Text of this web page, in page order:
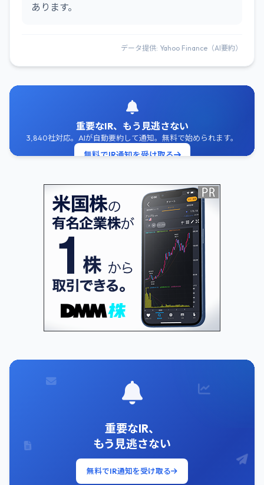
あります。
データ提供: Yahoo Finance（AI要約）
重要なIR、もう見逃さない
3,840社対応。AIが自動要約して通知。無料で始められます。
無料でIR通知を受け取る
重要なIR、
もう見逃さない
無料でIR通知を受け取る